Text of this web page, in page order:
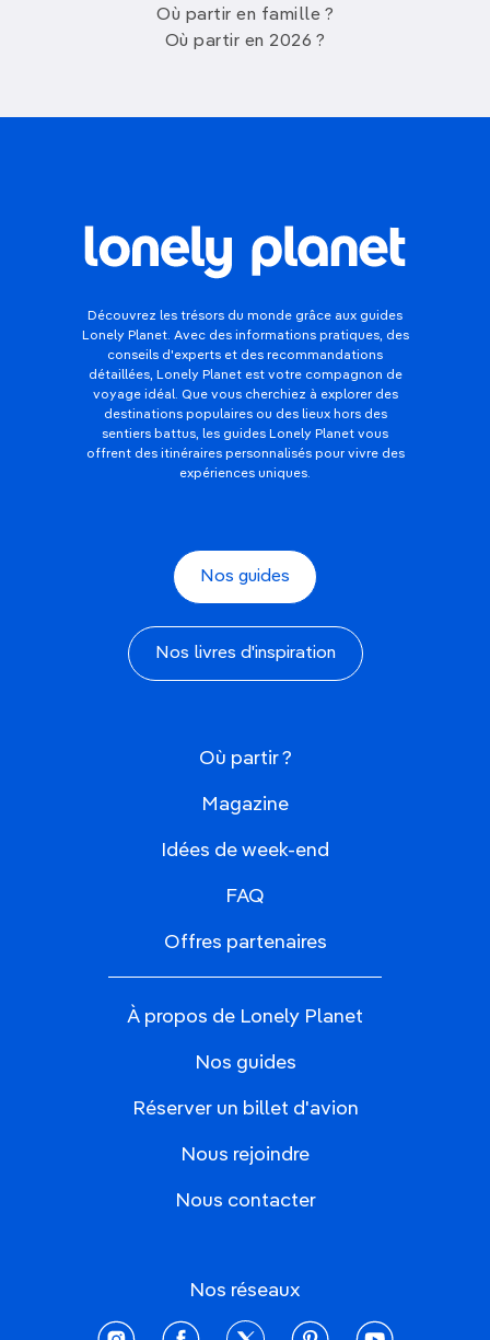
Où partir en famille ?
Où partir en 2026 ?
Découvrez les trésors du monde grâce aux guides
Lonely Planet. Avec des informations pratiques, des
conseils d'experts et des recommandations
détaillées, Lonely Planet est votre compagnon de
voyage idéal. Que vous cherchiez à explorer des
destinations populaires ou des lieux hors des
sentiers battus, les guides Lonely Planet vous
offrent des itinéraires personnalisés pour vivre des
expériences uniques.
Nos guides
Nos livres d'inspiration
Où partir ?
Magazine
Idées de week-end
FAQ
Offres partenaires
À propos de Lonely Planet
Nos guides
Réserver un billet d'avion
Nous rejoindre
Nous contacter
Nos réseaux
instagramfacebooktwitter pinterestyoutube